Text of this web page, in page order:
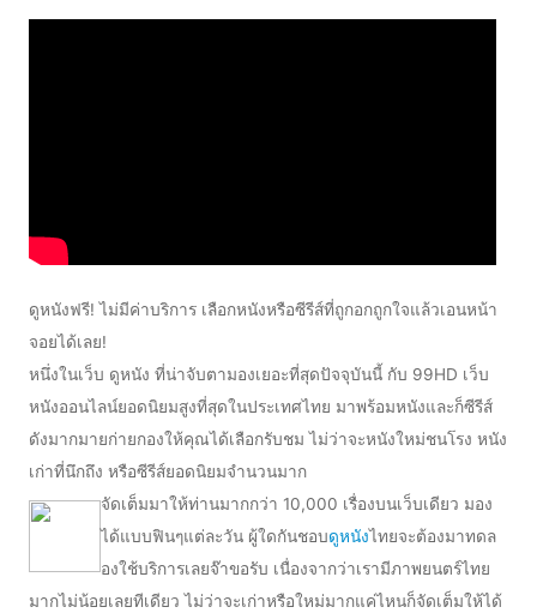
ดูหนังฟรี! ไม่มีค่าบริการ เลือกหนังหรือซีรีส์ที่ถูกอกถูกใจแล้วเอนหน้า
จอยได้เลย!
หนึ่งในเว็บ ดูหนัง ที่น่าจับตามองเยอะที่สุดปัจจุบันนี้ กับ 99HD เว็บ
หนังออนไลน์ยอดนิยมสูงที่สุดในประเทศไทย มาพร้อมหนังและก็ซีรีส์
ดังมากมายก่ายกองให้คุณได้เลือกรับชม ไม่ว่าจะหนังใหม่ชนโรง หนัง
เก่าที่นึกถึง หรือซีรีส์ยอดนิยมจำนวนมาก
จัดเต็มมาให้ท่านมากกว่า 10,000 เรื่องบนเว็บเดียว มอง
ได้แบบฟินๆแต่ละวัน ผู้ใดกันชอบดูหนังไทยจะต้องมาทดล
องใช้บริการเลยจ๊าขอรับ เนื่องจากว่าเรามีภาพยนตร์ไทย
มากไม่น้อยเลยทีเดียว ไม่ว่าจะเก่าหรือใหม่มากแค่ไหนก็จัดเต็มให้ได้